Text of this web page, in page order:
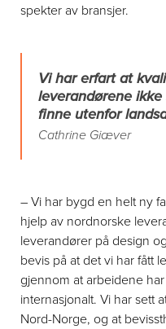
spekter av bransjer.
Vi har erfart at
leverandørene
finne utenfor
Cathrine Giæver
– Vi har bygd en helt ny
hjelp av nordnorske
leverandører på design
bevis på at det vi har fått
gjennom at arbeidene
internasjonalt. Vi har sett
Nord-Norge, og at